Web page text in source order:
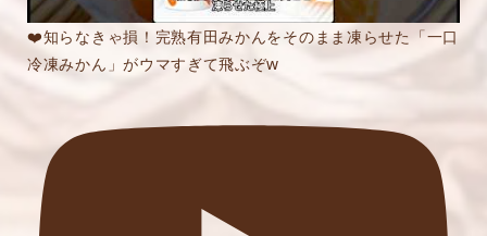
❤️知らなきゃ損！完熟有田みかんをそのまま凍らせた「一口
冷凍みかん」がウマすぎて飛ぶぞw